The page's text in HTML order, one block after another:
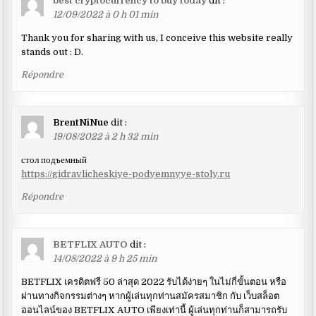
12/09/2022 à 0 h 01 min
Thank you for sharing with us, I conceive this website really
stands out : D.
Répondre
BrentNiNue dit :
19/08/2022 à 2 h 32 min
стол подъемный
https://gidravlicheskiye-podyemnyye-stoly.ru
Répondre
BETFLIX AUTO dit :
14/08/2022 à 9 h 25 min
BETFLIX เครดิตฟรี 50 ล่าสุด 2022 รับได้ง่ายๆ ในไม่กี่ขั้นตอน หรือ
ผ่านทางกิจกรรมต่างๆ หากผู้เล่นทุกท่านสมัครสมาชิก กับ เว็บสล็อต
ออนไลน์ของ BETFLIX AUTO เพียงเท่านี้ ผู้เล่นทุกท่านก็สามารถรับ